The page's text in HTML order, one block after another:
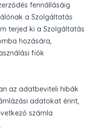
fennállásáig
a Szolgáltatás
terjed ki a Szolgáltatás
hozására,
fiók
az adatbeviteli hibák
adatokat érint,
számla